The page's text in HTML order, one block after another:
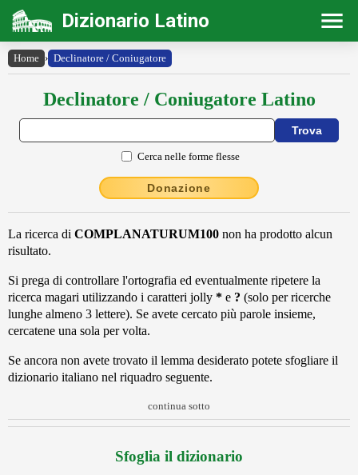
Dizionario Latino
Home › Declinatore / Coniugatore
Declinatore / Coniugatore Latino
Cerca nelle forme flesse
Donazione
La ricerca di COMPLANATURUM100 non ha prodotto alcun
risultato.
Si prega di controllare l'ortografia ed eventualmente ripetere la
ricerca magari utilizzando i caratteri jolly * e ? (solo per ricerche
lunghe almeno 3 lettere). Se avete cercato più parole insieme,
cercatene una sola per volta.
Se ancora non avete trovato il lemma desiderato potete sfogliare il
dizionario italiano nel riquadro seguente.
continua sotto
Sfoglia il dizionario